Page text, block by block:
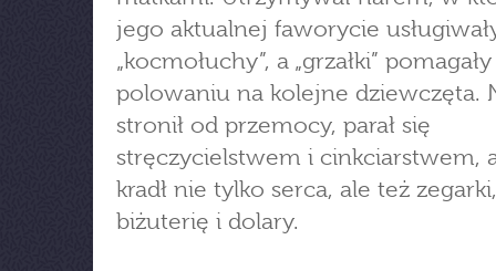
jego aktualnej faworycie
„kocmołuchy”, a „grzałki”
polowaniu na kolejne dziewczęta.
stronił od przemocy, parał się
stręczycielstwem i cinkciarstwem,
kradł nie tylko serca, ale też zegarki,
biżuterię i dolary.